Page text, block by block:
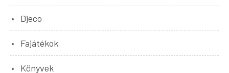
Djeco
Fajátékok
Könyvek